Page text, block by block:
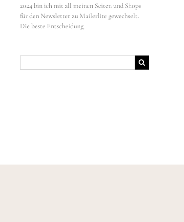
2024 bin ich mit all meinen Seiten und Shops
für den Newsletter zu Mailerlite gewechselt.
Die beste Entscheidung.
nach: